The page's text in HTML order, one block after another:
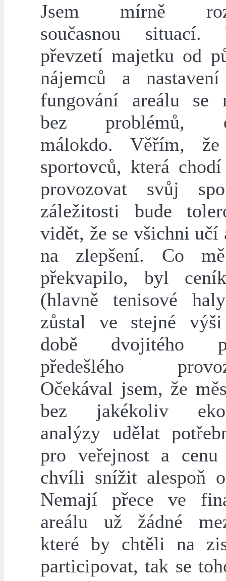
Jsem mírně
současnou
převzetí majetku od
nájemců a
fungování areálu se
bez problémů,
málokdo. Věřím, že
sportovců, která
provozovat svůj
záležitosti bude
vidět, že se všichni učí
na zlepšení. Co
překvapilo, byl
(hlavně tenisové
zůstal ve stejné
době dvojitého
předešlého
Očekával jsem, že
bez jakékoliv
analýzy udělat
pro veřejnost a
chvíli snížit alespoň
Nemají přece ve
areálu už žádné
které by chtěli na
participovat, tak se